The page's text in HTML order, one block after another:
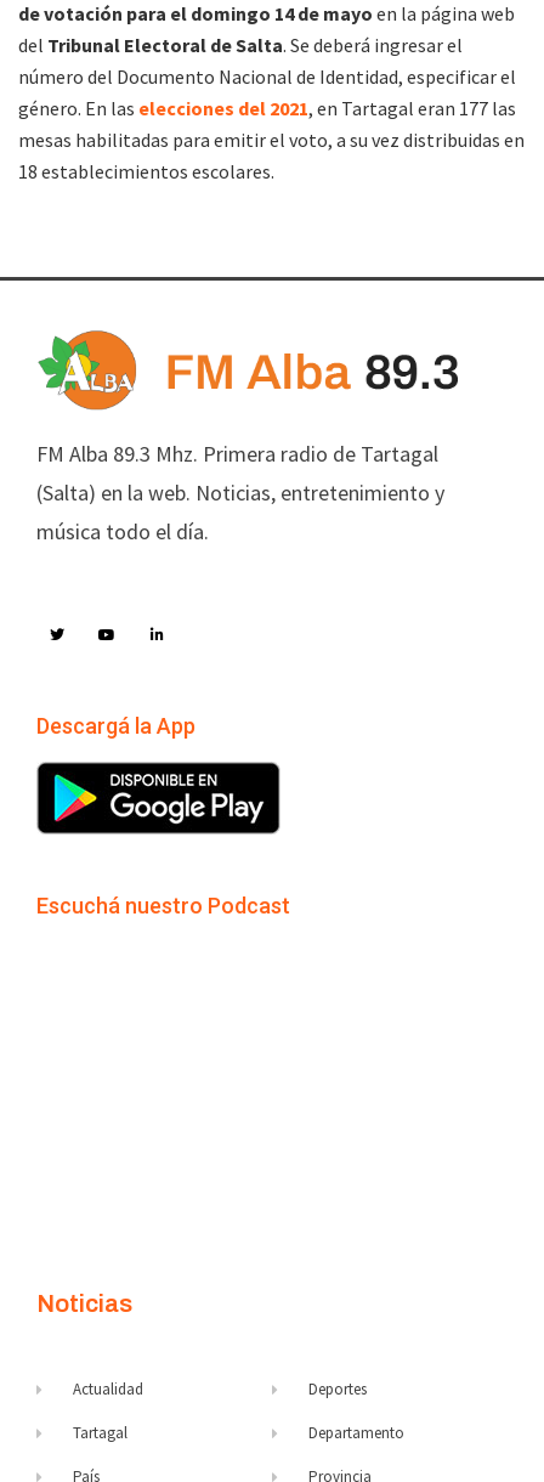
de votación para el domingo 14 de mayo en la página web
del Tribunal Electoral de Salta. Se deberá ingresar el
número del Documento Nacional de Identidad, especificar el
género. En las elecciones del 2021, en Tartagal eran 177 las
mesas habilitadas para emitir el voto, a su vez distribuidas en
18 establecimientos escolares.
FM Alba 89.3 Mhz. Primera radio de Tartagal
(Salta) en la web. Noticias, entretenimiento y
música todo el día.
Descargá la App
Escuchá nuestro Podcast
Noticias
Actualidad
Tartagal
País
Deportes
Departamento
Provincia